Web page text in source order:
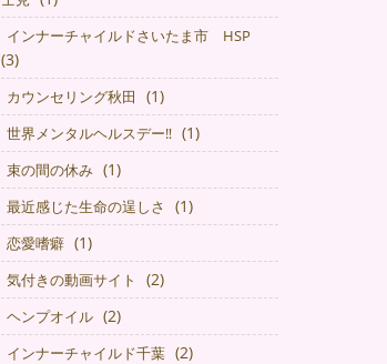
インナーチャイルドさいたま市 HSP
(3)
カウンセリング秋田 (1)
世界メンタルヘルスデー‼️ (1)
束の間の休み (1)
最近感じた生命の逞しさ (1)
恋愛嗜癖 (1)
気付きの動画サイト (2)
ヘンプオイル (2)
インナーチャイルド千葉 (2)